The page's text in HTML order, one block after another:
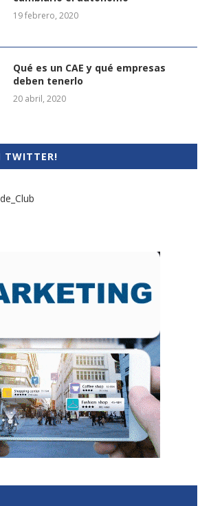
19 febrero, 2020
Qué es un CAE y qué empresas
deben tenerlo
20 abril, 2020
TWITTER!